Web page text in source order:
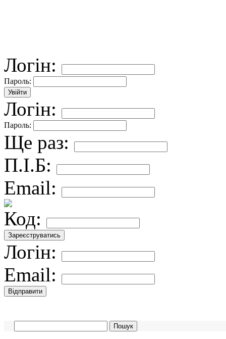
Логін:
Пароль:
Логін:
Пароль:
Ще раз:
П.І.Б:
Email:
Код:
Логін:
Email: